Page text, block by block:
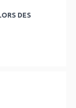
DES